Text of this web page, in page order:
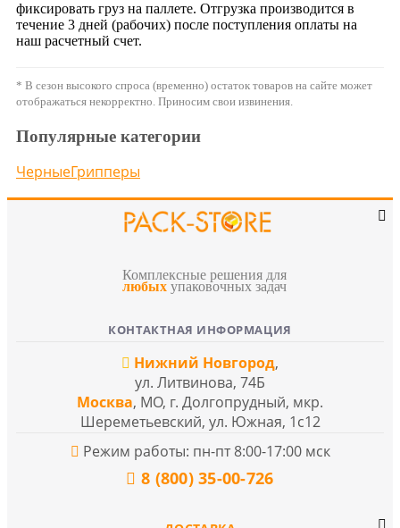
фиксировать груз на паллете. Отгрузка производится в
течение 3 дней (рабочих) после поступления оплаты на
наш расчетный счет.
* В сезон высокого спроса (временно) остаток товаров на сайте может
отображаться некорректно. Приносим свои извинения.
Популярные категории
ЧерныеГрипперы
Комплексные решения для
любых упаковочных задач
КОНТАКТНАЯ ИНФОРМАЦИЯ
Нижний Новгород,
ул. Литвинова, 74Б
Москва, МО, г. Долгопрудный, мкр.
Шереметьевский, ул. Южная, 1с12
Режим работы: пн-пт 8:00-17:00 мск
8 (800) 35-00-726